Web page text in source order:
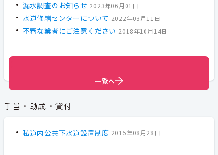
漏水調査のお知らせ 2023年06月01日
水道修繕センターについて 2022年03月11日
不審な業者にご注意ください 2018年10月14日
一覧へ
一覧へ
手当・助成・貸付
私道内公共下水道設置制度 2015年08月28日